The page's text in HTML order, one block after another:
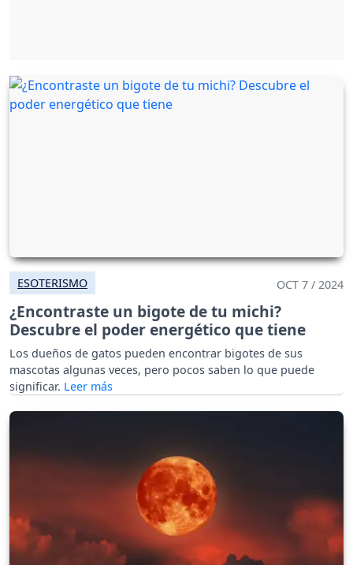
ESOTERISMO OCT 7 / 2024
¿Encontraste un bigote de tu michi?
Descubre el poder energético que tiene
Los dueños de gatos pueden encontrar bigotes de sus
mascotas algunas veces, pero pocos saben lo que puede
significar.